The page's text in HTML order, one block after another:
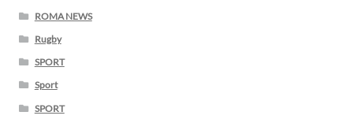
ROMA NEWS
Rugby
SPORT
Sport
SPORT